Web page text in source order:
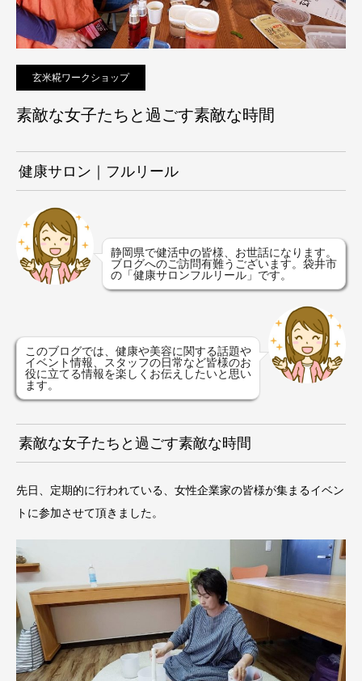
玄米糀ワークショップ
素敵な女子たちと過ごす素敵な時間
健康サロン｜フルリール
静岡県で健活中の皆様、お世話になります。
ブログへのご訪問有難うございます。袋井市
の「健康サロンフルリール」です。
このブログでは、健康や美容に関する話題や
イベント情報、スタッフの日常など皆様のお
役に立てる情報を楽しくお伝えしたいと思い
ます。
素敵な女子たちと過ごす素敵な時間
先日、定期的に行われている、女性企業家の皆様が集まるイベン
トに参加させて頂きました。